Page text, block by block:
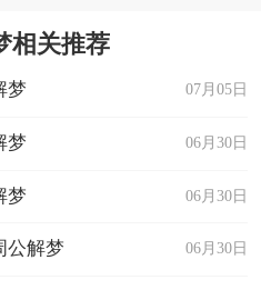
相关推荐
07月05日
梦
06月30日
梦
06月30日
梦
06月30日
公解梦